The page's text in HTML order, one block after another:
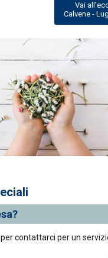
Vai
Calvene -
contattarci per un